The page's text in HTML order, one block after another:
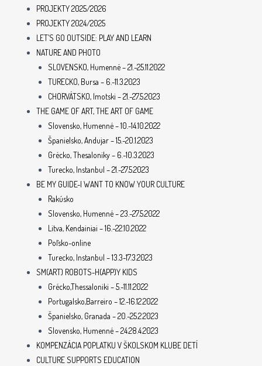
PROJEKTY 2025/2026
PROJEKTY 2024/2025
LET’S GO OUTSIDE: PLAY AND LEARN
NATURE AND PHOTO
SLOVENSKO, Humenné – 21.-25.11.2022
TURECKO, Bursa – 6.-11.3.2023
CHORVÁTSKO, Imotski – 21.-27.5.2023
THE GAME OF ART, THE ART OF GAME
Slovensko, Humenné – 10.-14.10.2022
Španielsko, Andujar – 15.-20.1.2023
Grécko, Thesaloniky – 6.-10.3.2023
Turecko, Instanbul – 21.-27.5.2023
BE MY GUIDE-I WANT TO KNOW YOUR CULTURE
Rakúsko
Slovensko, Humenné – 23.-27.5.2022
Litva, Kendainiai – 16.-22.10.2022
Poľsko-online
Turecko, Instanbul – 13.3-17.3.2023
SM(ART) ROBOTS-H(APP)Y KIDS
Grécko,Thessaloniki – 5.-11.11.2022
Portugalsko,Barreiro – 12.-16.12.2022
Španielsko, Granada – 20.-25.2.2023
Slovensko, Humenné – 24.28.4.2023
KOMPENZÁCIA POPLATKU V ŠKOLSKOM KLUBE DETÍ
CULTURE SUPPORTS EDUCATION